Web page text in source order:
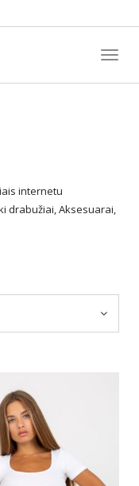
internetu
drabužiai, Aksesuarai,